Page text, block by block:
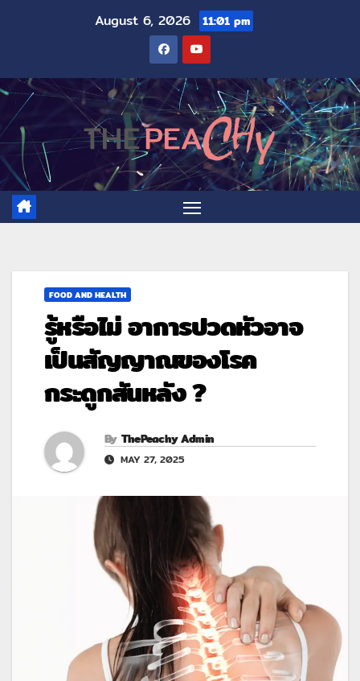
August 6, 2026 11:01 pm
FOOD AND HEALTH
รู้หรือไม่ อาการปวดหัวอาจ
เป็นสัญญาณของโรค
กระดูกสันหลัง ?
By ThePeachy Admin
MAY 27, 2025